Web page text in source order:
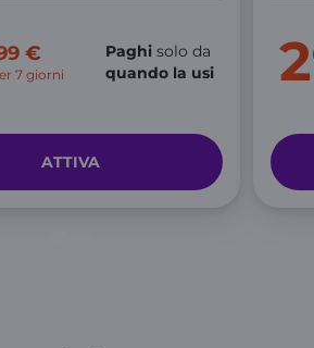
€
7 giorni
Paghi solo da
quando la usi
ATTIVA